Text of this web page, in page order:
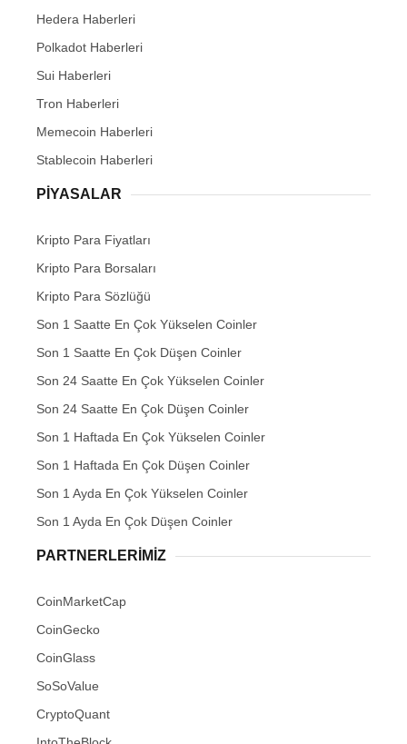
Hedera Haberleri
Polkadot Haberleri
Sui Haberleri
Tron Haberleri
Memecoin Haberleri
Stablecoin Haberleri
PIYASALAR
Kripto Para Fiyatları
Kripto Para Borsaları
Kripto Para Sözlüğü
Son 1 Saatte En Çok Yükselen Coinler
Son 1 Saatte En Çok Düşen Coinler
Son 24 Saatte En Çok Yükselen Coinler
Son 24 Saatte En Çok Düşen Coinler
Son 1 Haftada En Çok Yükselen Coinler
Son 1 Haftada En Çok Düşen Coinler
Son 1 Ayda En Çok Yükselen Coinler
Son 1 Ayda En Çok Düşen Coinler
PARTNERLERIMIZ
CoinMarketCap
CoinGecko
CoinGlass
SoSoValue
CryptoQuant